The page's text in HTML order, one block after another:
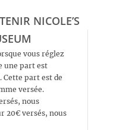
NICOLE’S
vous réglez
une part est
Cette part est de
versée.
nous
20€ versés, nous